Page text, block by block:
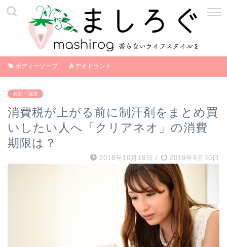
ボディーソープ デオドラント
衣類・洗濯
消費税が上がる前に制汗剤をまとめ買
いしたい人へ「クリアネオ」の消費
期限は？
2018年10月19日 / 2019年8月30日